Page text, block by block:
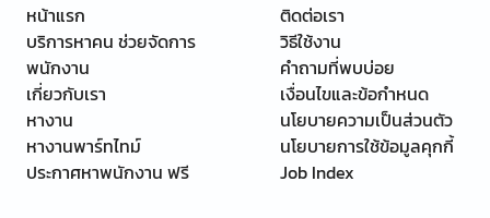
หน้าแรก
บริการหาคน ช่วยจัดการ
พนักงาน
เกี่ยวกับเรา
หางาน
หางานพาร์ทไทม์
ประกาศหาพนักงาน ฟรี
ติดต่อเรา
วิธีใช้งาน
คำถามที่พบบ่อย
เงื่อนไขและข้อกำหนด
นโยบายความเป็นส่วนตัว
นโยบายการใช้ข้อมูลคุกกี้
Job Index